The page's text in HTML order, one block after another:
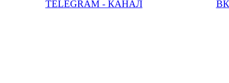
TELEGRAM - КАНАЛ